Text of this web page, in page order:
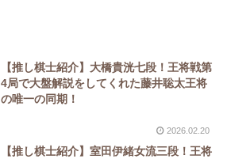
【推し棋士紹介】大橋貴洸七段！王将戦第
4局で大盤解説をしてくれた藤井聡太王将
の唯一の同期！
2026.02.20
【推し棋士紹介】室田伊緒女流三段！王将